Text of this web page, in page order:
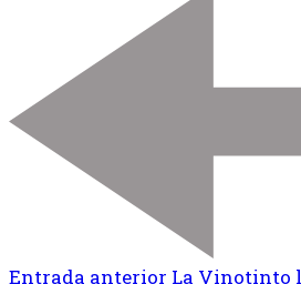
Entrada anterior La Vinotinto